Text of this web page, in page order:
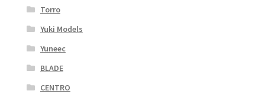
Torro
Yuki Models
Yuneec
BLADE
CENTRO